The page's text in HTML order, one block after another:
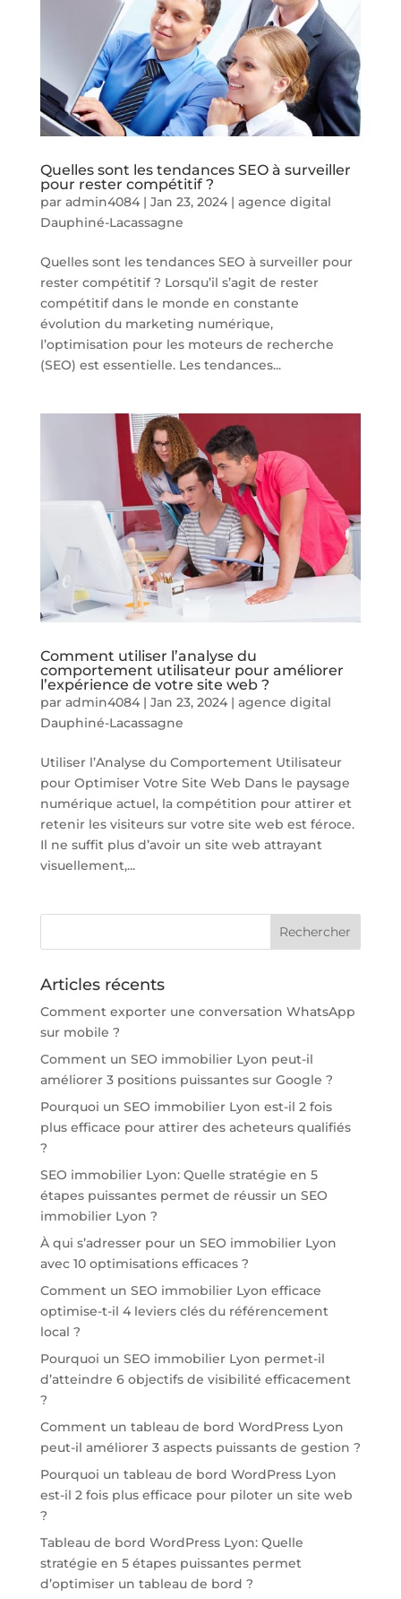
Quelles sont les tendances SEO à surveiller
pour rester compétitif ?
par admin4084| Jan 23, 2024| agence digital
Dauphiné-Lacassagne
Quelles sont les tendances SEO à surveiller pour
rester compétitif ? Lorsqu’il s’agit de rester
compétitif dans le monde en constante
évolution du marketing numérique,
l’optimisation pour les moteurs de recherche
(SEO) est essentielle. Les tendances...
Comment utiliser l’analyse du
comportement utilisateur pour améliorer
l’expérience de votre site web ?
par admin4084| Jan 23, 2024| agence digital
Dauphiné-Lacassagne
Utiliser l’Analyse du Comportement Utilisateur
pour Optimiser Votre Site Web Dans le paysage
numérique actuel, la compétition pour attirer et
retenir les visiteurs sur votre site web est féroce.
Il ne suffit plus d’avoir un site web attrayant
visuellement,...
Articles récents
Comment exporter une conversation WhatsApp
sur mobile ?
Comment un SEO immobilier Lyon peut-il
améliorer 3 positions puissantes sur Google ?
Pourquoi un SEO immobilier Lyon est-il 2 fois
plus efficace pour attirer des acheteurs qualifiés
?
SEO immobilier Lyon: Quelle stratégie en 5
étapes puissantes permet de réussir un SEO
immobilier Lyon ?
À qui s’adresser pour un SEO immobilier Lyon
avec 10 optimisations efficaces ?
Comment un SEO immobilier Lyon efficace
optimise-t-il 4 leviers clés du référencement
local ?
Pourquoi un SEO immobilier Lyon permet-il
d’atteindre 6 objectifs de visibilité efficacement
?
Comment un tableau de bord WordPress Lyon
peut-il améliorer 3 aspects puissants de gestion ?
Pourquoi un tableau de bord WordPress Lyon
est-il 2 fois plus efficace pour piloter un site web
?
Tableau de bord WordPress Lyon: Quelle
stratégie en 5 étapes puissantes permet
d’optimiser un tableau de bord ?